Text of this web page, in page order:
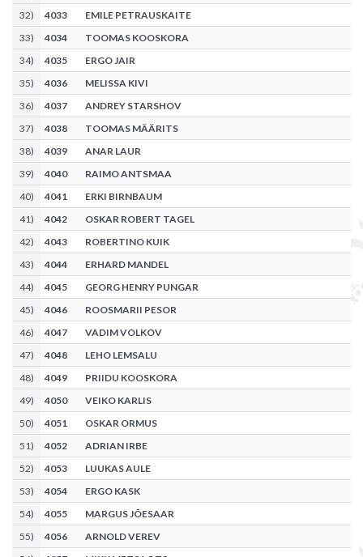
32) 4033
EMILE PETRAUSKAITE
33) 4034
TOOMAS KOOSKORA
34) 4035
ERGO JAIR
35) 4036
MELISSA KIVI
36) 4037
ANDREY STARSHOV
37) 4038
TOOMAS MÄÄRITS
38) 4039
ANAR LAUR
39) 4040
RAIMO ANTSMAA
40) 4041
ERKI BIRNBAUM
41) 4042
OSKAR ROBERT TAGEL
42) 4043
ROBERTINO KUIK
43) 4044
ERHARD MANDEL
44) 4045
GEORG HENRY PUNGAR
45) 4046
ROOSMARII PESOR
46) 4047
VADIM VOLKOV
47) 4048
LEHO LEMSALU
48) 4049
PRIIDU KOOSKORA
49) 4050
VEIKO KARLIS
50) 4051
OSKAR ORMUS
51) 4052
ADRIAN IRBE
52) 4053
LUUKAS AULE
53) 4054
ERGO KASK
54) 4055
MARGUS JÕESAAR
55) 4056
ARNOLD VEREV